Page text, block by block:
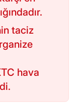
taciz
hava